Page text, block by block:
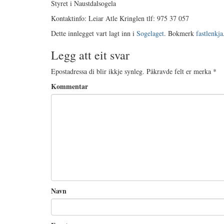
Styret i Naustdalsogela
Kontaktinfo: Leiar Atle Kringlen tlf: 975 37 057
Dette innlegget vart lagt inn i Sogelaget. Bokmerk fastlenkja
Legg att eit svar
Epostadressa di blir ikkje synleg. Påkravde felt er merka *
Kommentar
Navn